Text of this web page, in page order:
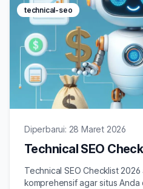
technical-seo
Diperbarui: 28 Maret 2026
Technical SEO
Technical SEO Checklist
komprehensif agar situs Anda